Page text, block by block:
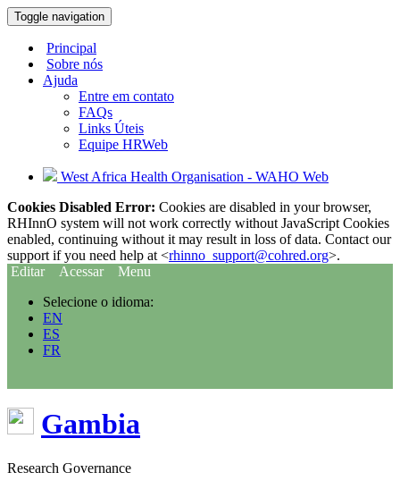
Toggle navigation
Principal
Sobre nós
Ajuda
Entre em contato
FAQs
Links Úteis
Equipe HRWeb
West Africa Health Organisation - WAHO Web
Cookies Disabled Error: Cookies are disabled in your browser,
RHInnO system will not work correctly without JavaScript Cookies
enabled, continuing without it may result in loss of data. Contact our
support if you need help at <rhinno_support@cohred.org>.
Editar
Acessar
Menu
Selecione o idioma:
EN
ES
FR
Gambia
Research Governance